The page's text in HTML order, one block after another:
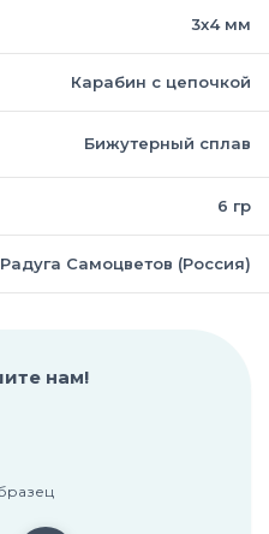
3х4 мм
Карабин с цепочкой
Бижутерный сплав
6 гр
Радуга Самоцветов (Россия)
нам!